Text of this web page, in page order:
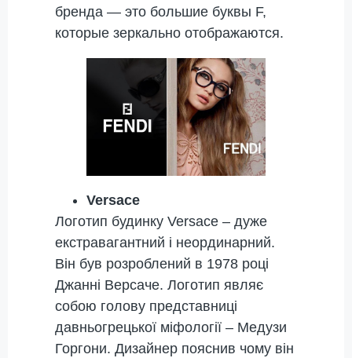
бренда — это большие буквы F,
которые зеркально отображаются.
Versace
Логотип будинку Versace – дуже
екстравагантний і неординарний.
Він був розроблений в 1978 році
Джанні Версаче. Логотип являє
собою голову представниці
давньогрецької міфології – Медузи
Горгони. Дизайнер пояснив чому він